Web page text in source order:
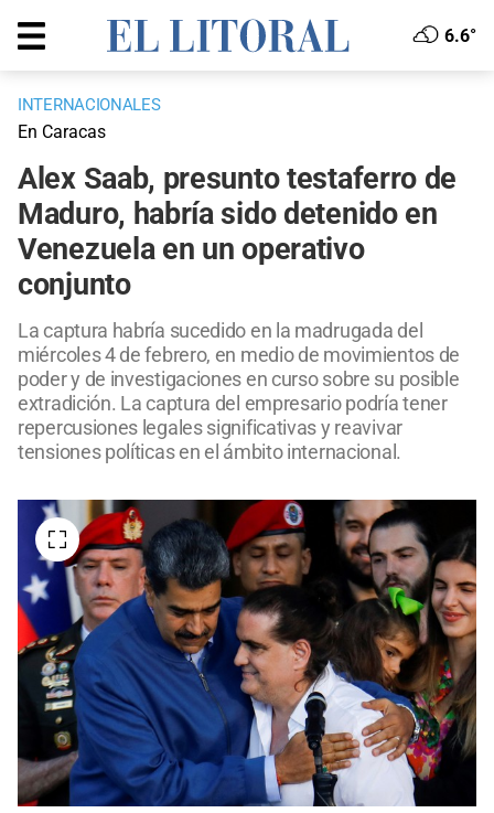
6.6°
INTERNACIONALES
En Caracas
Alex Saab, presunto testaferro de
Maduro, habría sido detenido en
Venezuela en un operativo
conjunto
La captura habría sucedido en la madrugada del
miércoles 4 de febrero, en medio de movimientos de
poder y de investigaciones en curso sobre su posible
extradición. La captura del empresario podría tener
repercusiones legales significativas y reavivar
tensiones políticas en el ámbito internacional.